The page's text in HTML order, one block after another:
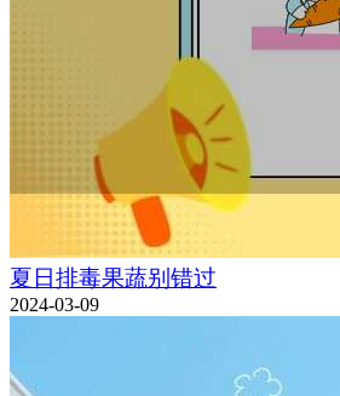
夏日排毒果蔬别错过
2024-03-09